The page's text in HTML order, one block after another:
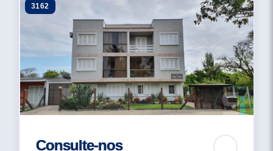
3162
Consulte-nos